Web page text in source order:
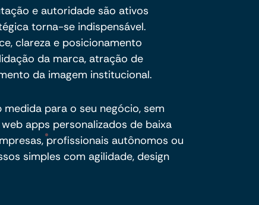
e autoridade são ativos
torna-se indispensável.
clareza e posicionamento
da marca, atração de
da imagem institucional.
para o seu negócio, sem
apps personalizados de baixa
profissionais autônomos ou
simples com agilidade, design